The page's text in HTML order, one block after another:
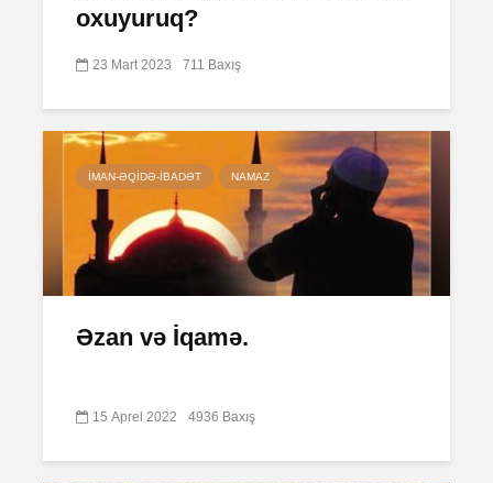
oxuyuruq?
23 Mart 2023 711 Baxış
İMAN-ƏQIDƏ-IBADƏT NAMAZ
Əzan və İqamə.
15 Aprel 2022 4936 Baxış